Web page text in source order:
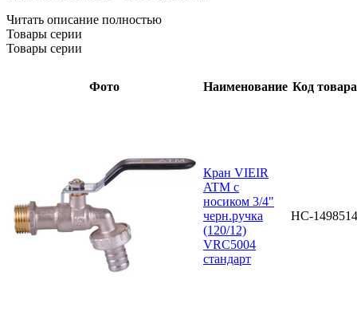
Читать описание полностью
Товары серии
Товары серии
Фото Наименование Код товара
Кран VIEIR
ATM с
носиком 3/4"
черн.ручка
(120/12)
VRC5004
стандарт
НС-1498514